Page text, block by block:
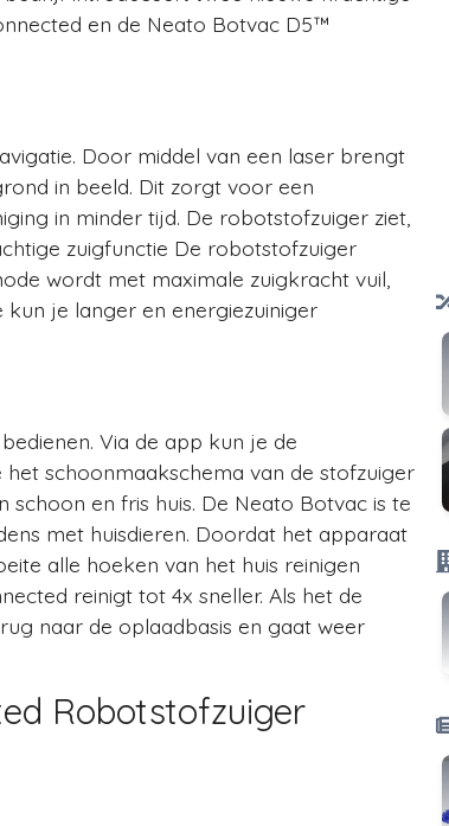
en de Neato Botvac D5™
Door middel van een laser brengt
in beeld. Dit zorgt voor een
in minder tijd. De robotstofzuiger ziet,
zuigfunctie De robotstofzuiger
wordt met maximale zuigkracht vuil,
je langer en energiezuiniger
Via de app kun je de
schoonmaakschema van de stofzuiger
en fris huis. De Neato Botvac is te
met huisdieren. Doordat het apparaat
alle hoeken van het huis reinigen
reinigt tot 4x sneller. Als het de
naar de oplaadbasis en gaat weer
Robotstofzuiger